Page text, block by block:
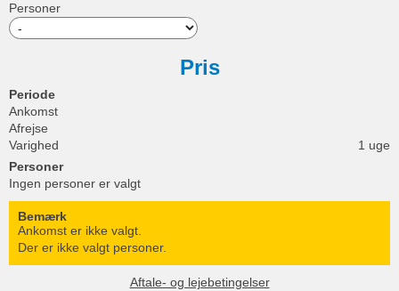
Personer
Pris
Periode
Ankomst
Afrejse
Varighed
1 uge
Personer
Ingen personer er valgt
Bemærk
Ankomst er ikke valgt.
Der er ikke valgt personer.
Aftale- og lejebetingelser